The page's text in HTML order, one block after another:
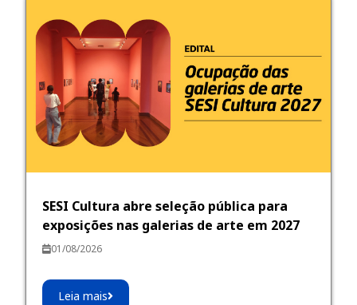
SESI Cultura abre seleção pública para
exposições nas galerias de arte em 2027
01/08/2026
Leia mais